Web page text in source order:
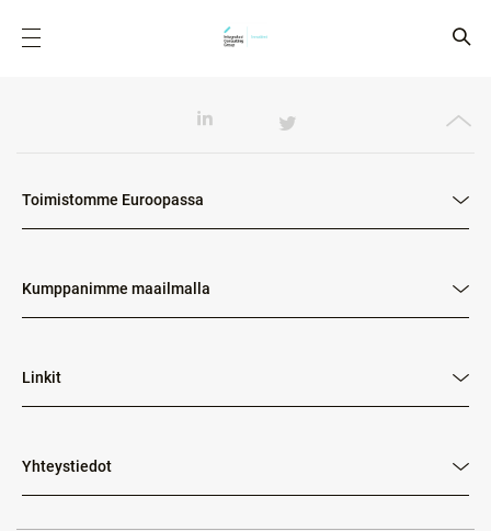
Toimistomme Euroopassa
Kumppanimme maailmalla
Linkit
Yhteystiedot